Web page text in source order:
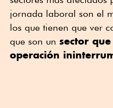
jornada laboral son el
los que tienen que ver
que son un sector
operación